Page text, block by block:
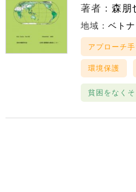
著者：森朋
地域：ベト
アプローチ
環境保護
貧困をなくそ